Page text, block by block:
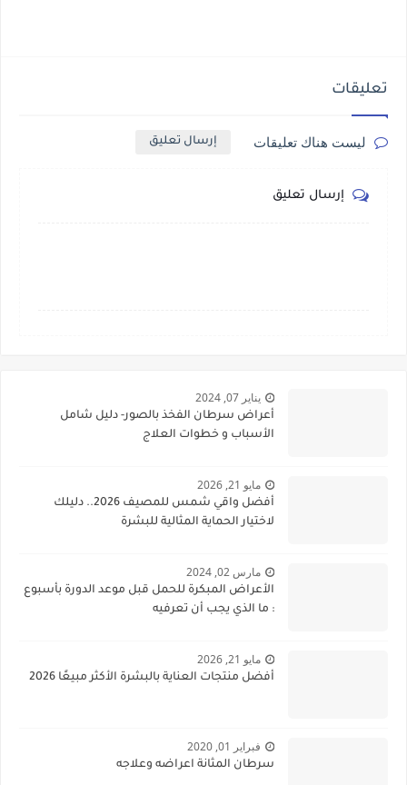
تعليقات
ليست هناك تعليقات إرسال تعليق
إرسال تعليق
يناير 07, 2024
أعراض سرطان الفخذ بالصور- دليل شامل
الأسباب و خطوات العلاج
مايو 21, 2026
أفضل واقي شمس للمصيف 2026.. دليلك
لاختيار الحماية المثالية للبشرة
مارس 02, 2024
الأعراض المبكرة للحمل قبل موعد الدورة بأسبوع
: ما الذي يجب أن تعرفيه
مايو 21, 2026
أفضل منتجات العناية بالبشرة الأكثر مبيعًا 2026
فبراير 01, 2020
سرطان المثانة اعراضه وعلاجه